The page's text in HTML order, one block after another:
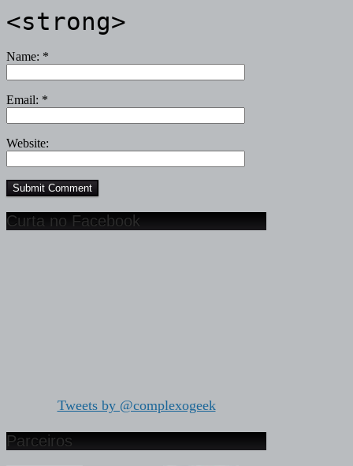
<strong>
Name: *
Email: *
Website:
Curta no Facebook
Tweets by @complexogeek
Parceiros